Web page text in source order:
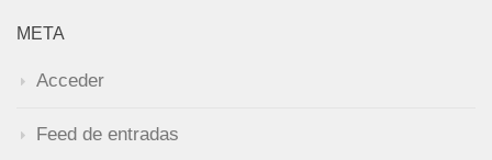
META
Acceder
Feed de entradas